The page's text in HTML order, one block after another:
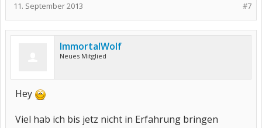
#7
11. September 2013
ImmortalWolf
Neues Mitglied
Hey
Viel hab ich bis jetz nicht in Erfahrung bringen